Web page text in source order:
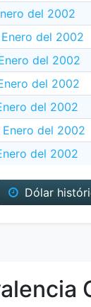
del 2002
del 2002
del 2002
del 2002
del 2002
del 2002
del 2002
Dólar